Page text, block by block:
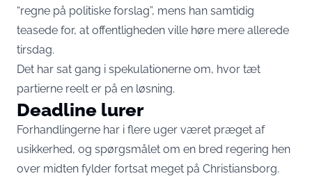
“regne på politiske forslag”, mens han samtidig
teasede for, at offentligheden ville høre mere allerede
tirsdag.
Det har sat gang i spekulationerne om, hvor tæt
partierne reelt er på en løsning.
Deadline lurer
Forhandlingerne har i flere uger været præget af
usikkerhed, og spørgsmålet om en bred regering hen
over midten fylder fortsat meget på Christiansborg.